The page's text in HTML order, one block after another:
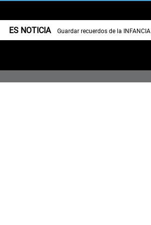
ES NOTICIA Guardar recuerdos de la INFANCIA